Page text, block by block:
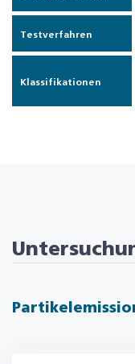
Testverfahren
Klassifikationen